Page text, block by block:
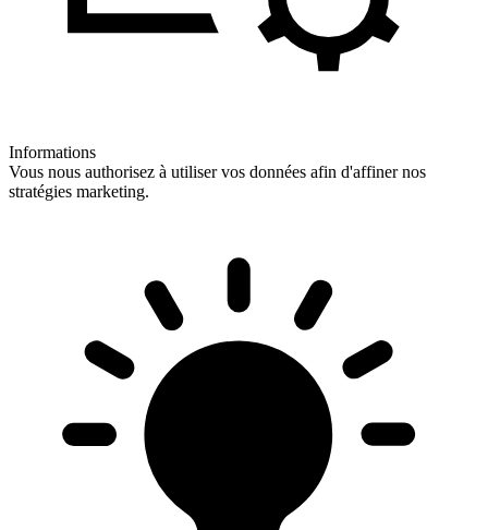
Informations
Vous nous authorisez à utiliser vos données afin d'affiner nos
stratégies marketing.